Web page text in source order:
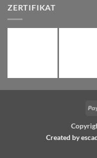
ZERTIFIKAT
Created by